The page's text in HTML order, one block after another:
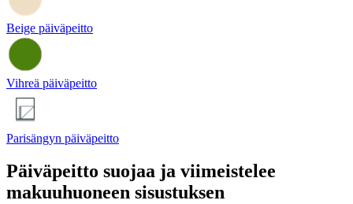
Beige päiväpeitto
Vihreä päiväpeitto
Parisängyn päiväpeitto
Päiväpeitto suojaa ja viimeistelee
makuuhuoneen sisustuksen